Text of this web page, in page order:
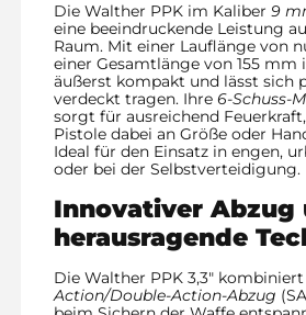
Die Walther PPK im Kaliber 9
eine beeindruckende Leistung
Raum. Mit einer Lauflänge von
einer Gesamtlänge von 155 mm
äußerst kompakt und lässt sich
verdeckt tragen. Ihre 6-Schuss-
sorgt für ausreichend
Pistole dabei an Größe oder
Ideal für den Einsatz in engen,
oder bei der Selbstverteidigung.
Innovativer Abzug
herausragende
Die Walther PPK 3,3″
Action/Double-Action-Abzug